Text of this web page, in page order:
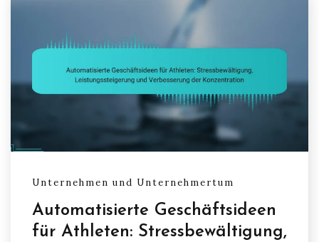
Unternehmen und Unternehmertum
Automatisierte Geschäftsideen
für Athleten: Stressbewältigung,